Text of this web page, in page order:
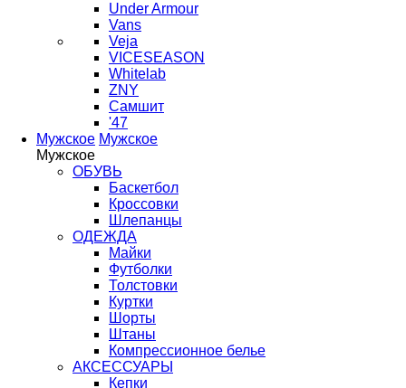
Under Armour
Vans
Veja
VICESEASON
Whitelab
ZNY
Самшит
'47
Мужское Мужское
Мужское
ОБУВЬ
Баскетбол
Кроссовки
Шлепанцы
ОДЕЖДА
Майки
Футболки
Толстовки
Куртки
Шорты
Штаны
Компрессионное белье
АКСЕССУАРЫ
Кепки